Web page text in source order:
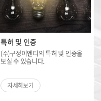
특허 및 인증
(주)구정이엔티의 특허 및 인증을
보실 수 있습니다.
자세히보기